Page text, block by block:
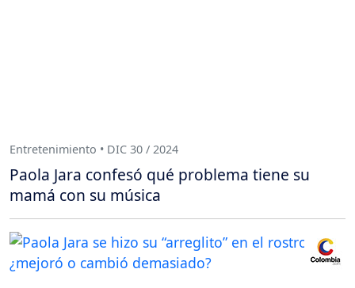
Entretenimiento • DIC 30 / 2024
Paola Jara confesó qué problema tiene su
mamá con su música